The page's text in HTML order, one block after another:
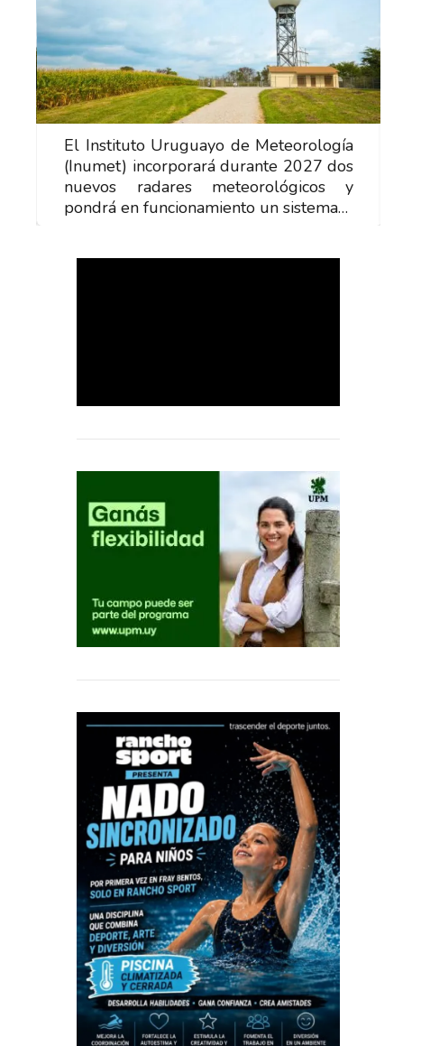
El Instituto Uruguayo de Meteorología
(Inumet) incorporará durante 2027 dos
nuevos radares meteorológicos y
pondrá en funcionamiento un sistema…